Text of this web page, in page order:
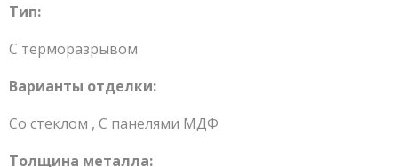
Тип:
С терморазрывом
Варианты отделки:
Со стеклом , С панелями МДФ
Толщина металла: